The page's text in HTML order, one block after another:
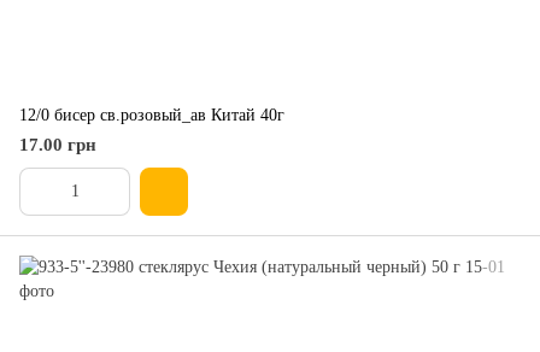
12/0 бисер св.розовый_ав Китай 40г
17.00 грн